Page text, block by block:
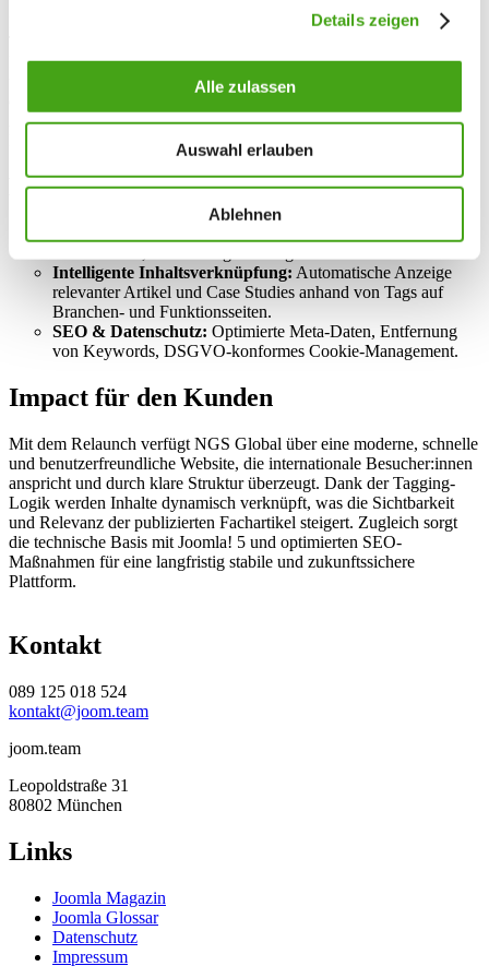
Details zeigen
Alle zulassen
Auswahl erlauben
Ablehnen
Darüber hinaus setzten wir DSGVO-konforme Cookie-Banner und
Meta-Beschreibungen wurden gekürzt und optimiert, während die
überholten Meta-Keywords konsequent entfernt wurden. So wurde
Abstimmung mit NGS Global begleiteten wir die finale Content-
Einpflege und den Go-live.
Highlights
Intelligente Inhaltsverknüpfung: Automatische Anzeige
relevanter Artikel und Case Studies anhand von Tags auf
Branchen- und Funktionsseiten.
SEO & Datenschutz: Optimierte Meta-Daten, Entfernung
von Keywords, DSGVO-konformes Cookie-Management.
Impact für den Kunden
Mit dem Relaunch verfügt NGS Global über eine moderne, schnelle
und benutzerfreundliche Website, die internationale Besucher:innen
anspricht und durch klare Struktur überzeugt. Dank der Tagging-
Logik werden Inhalte dynamisch verknüpft, was die Sichtbarkeit
und Relevanz der publizierten Fachartikel steigert. Zugleich sorgt
die technische Basis mit Joomla! 5 und optimierten SEO-
Maßnahmen für eine langfristig stabile und zukunftssichere
Plattform.
Kontakt
089 125 018 524
kontakt@joom.team
joom.team
Leopoldstraße 31
80802 München
Links
Joomla Magazin
Joomla Glossar
Datenschutz
Impressum